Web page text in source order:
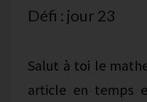
Défi : jour 23
Salut à toi le
article en temps